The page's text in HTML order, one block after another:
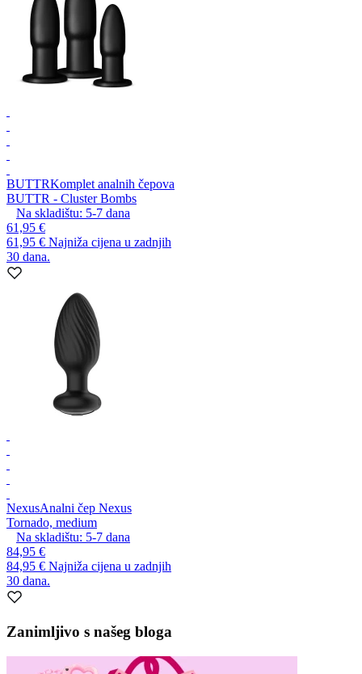
BUTTRKomplet analnih čepova
BUTTR - Cluster Bombs
Na skladištu: 5-7 dana
61,95 €
61,95 € Najniža cijena u zadnjih
30 dana.
NexusAnalni čep Nexus
Tornado, medium
Na skladištu: 5-7 dana
84,95 €
84,95 € Najniža cijena u zadnjih
30 dana.
Zanimljivo s našeg bloga